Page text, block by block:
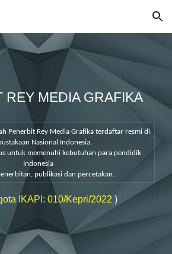
Skip to navigation
REY MEDIA GRAFIKA
Penerbit Rey Media Grafika terdaftar resmi di
Nasional Indonesia.
untuk memenuhi kebutuhan para pendidik
Indonesia
publikasi dan percetakan.
IKAPI: 010/Kepri/2022 )